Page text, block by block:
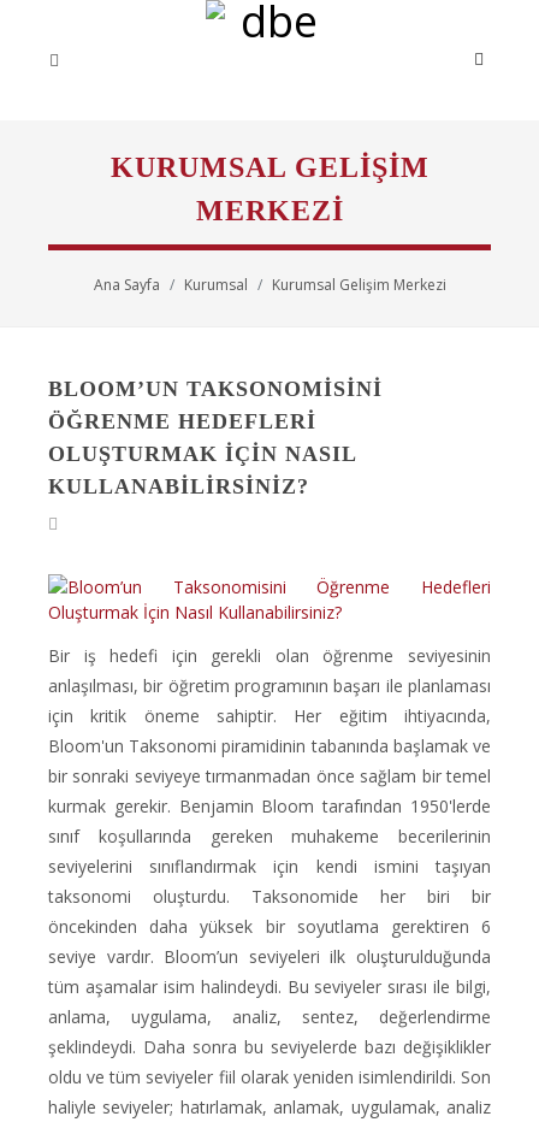
KURUMSAL GELIŞIM
MERKEZI
Ana Sayfa Kurumsal Kurumsal Gelişim Merkezi
BLOOM’UN TAKSONOMISINI
ÖĞRENME HEDEFLERI
OLUŞTURMAK İÇIN NASIL
KULLANABILIRSINIZ?
Bir iş hedefi için gerekli olan öğrenme seviyesinin
anlaşılması, bir öğretim programının başarı ile planlaması
için kritik öneme sahiptir. Her eğitim ihtiyacında,
Bloom'un Taksonomi piramidinin tabanında başlamak ve
bir sonraki seviyeye tırmanmadan önce sağlam bir temel
kurmak gerekir. Benjamin Bloom tarafından 1950'lerde
sınıf koşullarında gereken muhakeme becerilerinin
seviyelerini sınıflandırmak için kendi ismini taşıyan
taksonomi oluşturdu. Taksonomide her biri bir
öncekinden daha yüksek bir soyutlama gerektiren 6
seviye vardır. Bloom’un seviyeleri ilk oluşturulduğunda
tüm aşamalar isim halindeydi. Bu seviyeler sırası ile bilgi,
anlama, uygulama, analiz, sentez, değerlendirme
şeklindeydi. Daha sonra bu seviyelerde bazı değişiklikler
oldu ve tüm seviyeler fiil olarak yeniden isimlendirildi. Son
haliyle seviyeler; hatırlamak, anlamak, uygulamak, analiz